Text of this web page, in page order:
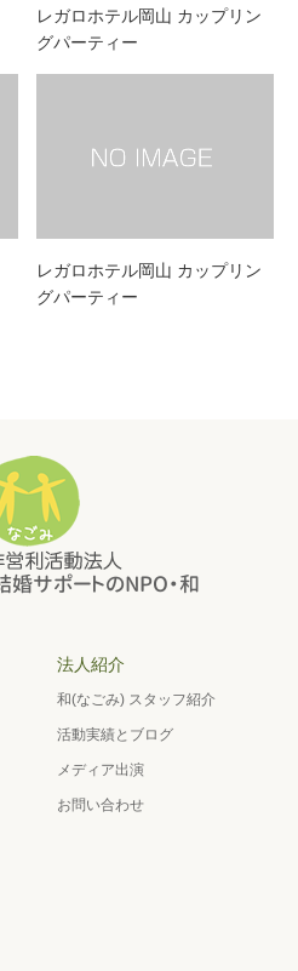
レガロホテル岡山 カップリン
グパーティー
レガロホテル岡山 カップリン
グパーティー
法人紹介
和(なごみ) スタッフ紹介
活動実績とブログ
メディア出演
お問い合わせ